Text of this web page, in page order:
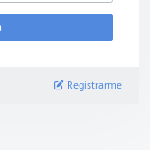
Registrarme